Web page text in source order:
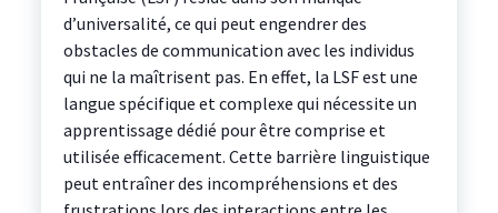
d’universalité, ce qui peut engendrer des
obstacles de communication avec les individus
qui ne la maîtrisent pas. En effet, la LSF est une
langue spécifique et complexe qui nécessite un
apprentissage dédié pour être comprise et
utilisée efficacement. Cette barrière linguistique
peut entraîner des incompréhensions et des